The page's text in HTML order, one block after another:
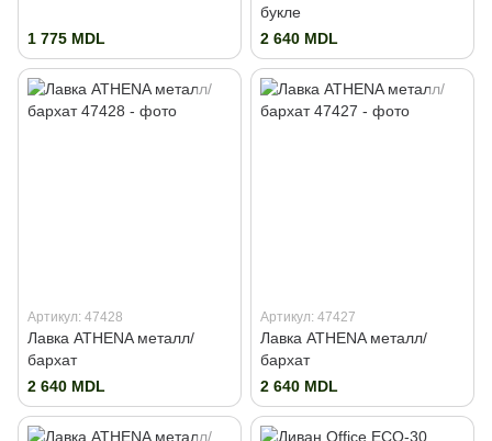
1 775 MDL
букле
2 640 MDL
Артикул: 47428
Лавка ATHENA металл/
бархат
2 640 MDL
Артикул: 47427
Лавка ATHENA металл/
бархат
2 640 MDL